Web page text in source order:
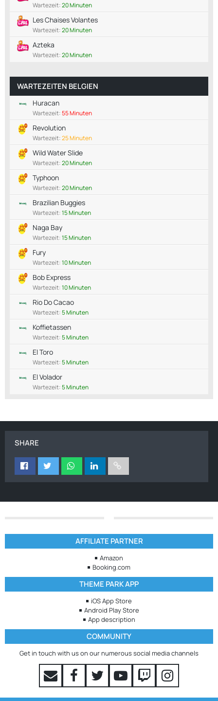
Wartezeit:20 Minuten
Les Chaises Volantes
Wartezeit:20 Minuten
Azteka
Wartezeit:20 Minuten
WARTEZEITEN BELGIEN
Huracan
Wartezeit:55 Minuten
Revolution
Wartezeit:25 Minuten
Wild Water Slide
Wartezeit:20 Minuten
Typhoon
Wartezeit:20 Minuten
Brazilian Buggies
Wartezeit:15 Minuten
Naga Bay
Wartezeit:15 Minuten
Fury
Wartezeit:10 Minuten
Bob Express
Wartezeit:10 Minuten
Rio Do Cacao
Wartezeit:5 Minuten
Koffietassen
Wartezeit:5 Minuten
El Toro
Wartezeit:5 Minuten
El Volador
Wartezeit:5 Minuten
SHARE
AFFILIATE PARTNER
Amazon
Booking.com
THEME PARK APP
iOS App Store
Android Play Store
App description
COMMUNITY
Get in touch with us on our numerous social media channels